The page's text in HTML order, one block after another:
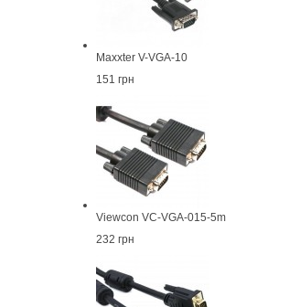
Maxxter V-VGA-10
151 грн
Viewcon VC-VGA-015-5m
232 грн